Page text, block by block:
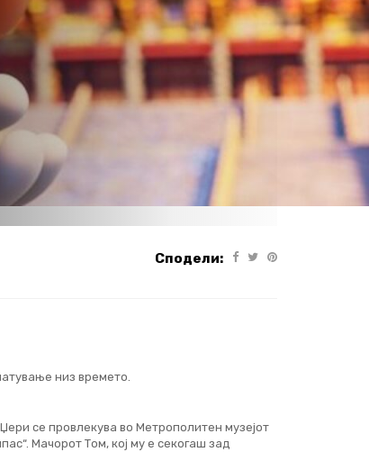
Сподели:
низ времето.
се провлекува во Метрополитен музејот
Мачорот Том, кој му е секогаш зад